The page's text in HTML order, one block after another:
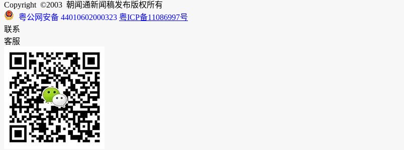
Copyright ©2003 朝闻通新闻稿发布版权所有
粤公网安备 44010602000323 粤ICP备11086997号
联系
客服